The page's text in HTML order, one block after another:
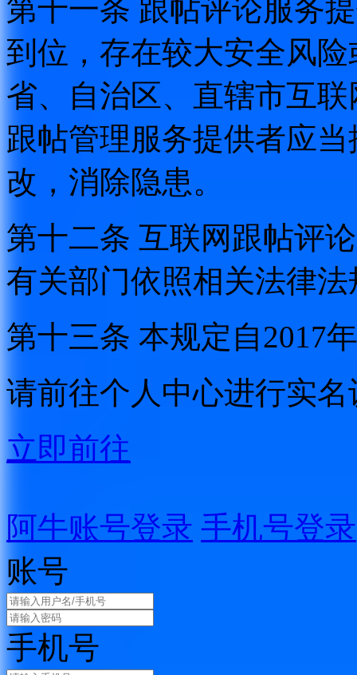
第十一条 跟帖评论服务
到位，存在较大安全风
省、自治区、直辖市互
跟帖管理服务提供者应
改，消除隐患。
第十二条 互联网跟帖评
有关部门依照相关法律
第十三条 本规定自2017
请前往个人中心进行实名
立即前往
阿牛账号登录 手机号登录
账号
手机号